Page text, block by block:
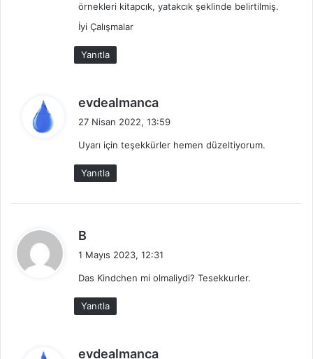
örnekleri kitapcık, yatakcık şeklinde belirtilmiş.
İyi Çalışmalar
Yanıtla
evdealmanca
i
27 Nisan 2022, 13:59
Uyarı için teşekkürler hemen düzeltiyorum.
Yanıtla
B
i
k
i
1 Mayıs 2023, 12:31
Das Kindchen mi olmaliydi? Tesekkurler.
Yanıtla
evdealmanca